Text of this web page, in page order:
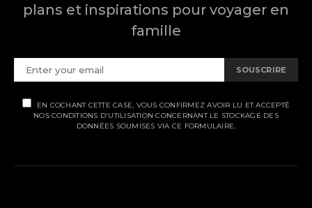
plans et inspirations pour voyager en
famille
SOUSCRIRE
EN COCHANT CETTE CASE, VOUS CONFIRMEZ AVOIR LU ET ACCEPTÉ
NOS CONDITIONS D'UTILISATION CONCERNANT LE STOCKAGE DES
DONNÉES SOUMISES VIA CE FORMULAIRE.